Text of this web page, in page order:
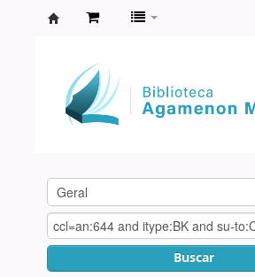
Agamenon
Magalhães
Buscar